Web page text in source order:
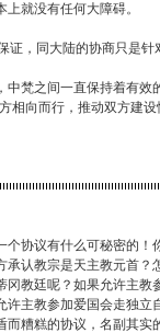
就没有任何大障碍。
证，同大陆的协商只是
梵之间一直保持着有效
相向而行，推动双方建
协议有什么可秘密的！
认教宗是天主教元首？
教廷呢？如果允许主教
主教参加爱国会走独立
糟糕的协议，名副其实